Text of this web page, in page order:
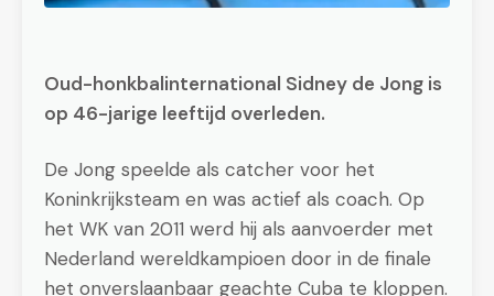
Oud-honkbalinternational Sidney de Jong is
op 46-jarige leeftijd overleden.
De Jong speelde als catcher voor het
Koninkrijksteam en was actief als coach. Op
het WK van 2011 werd hij als aanvoerder met
Nederland wereldkampioen door in de finale
het onverslaanbaar geachte Cuba te kloppen.